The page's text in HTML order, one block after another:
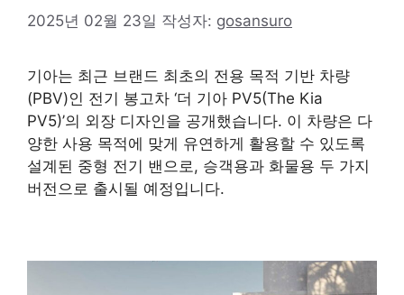
2025년 02월 23일 작성자: gosansuro
기아는 최근 브랜드 최초의 전용 목적 기반 차량
(PBV)인 전기 봉고차 ‘더 기아 PV5(The Kia
PV5)’의 외장 디자인을 공개했습니다. 이 차량은 다
양한 사용 목적에 맞게 유연하게 활용할 수 있도록
설계된 중형 전기 밴으로, 승객용과 화물용 두 가지
버전으로 출시될 예정입니다.